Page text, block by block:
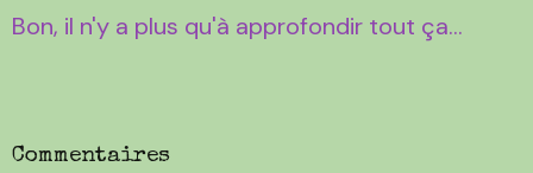
Bon, il n'y a plus qu'à approfondir tout ça...
Commentaires